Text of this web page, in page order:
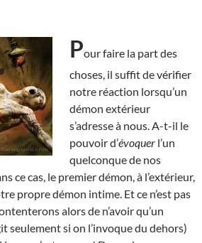
Pour faire la part des
choses, il suffit de vérifier
notre réaction lorsqu’un
démon extérieur
s’adresse à nous. A-t-il le
pouvoir d’évoquer l’un
quelconque de nos
ce cas, le premier démon, à l’extérieur,
propre démon intime. Et ce n’est pas
alors de n’avoir qu’un
seulement si on l’invoque du dehors)